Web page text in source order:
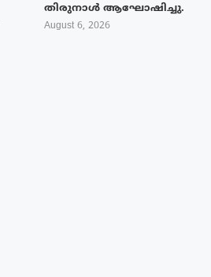
തിരുനാൾ ആഘോഷിച്ചു.
August 6, 2026